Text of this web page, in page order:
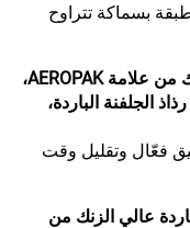
بسماكة تتراوح
س١٢: هل رذاذ الجلفنة الباردة عالي الزنك من علامة AEROPAK،
الجلفنة الباردة،
فعّال وتقليل وقت
عالي الزنك من